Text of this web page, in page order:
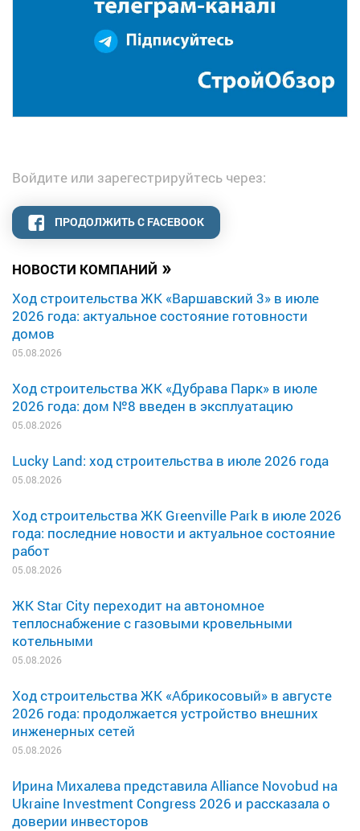
НОВОСТИ КОМПАНИЙ »
Ход строительства ЖК «Варшавский 3» в июле
2026 года: актуальное состояние готовности
домов
05.08.2026
Ход строительства ЖК «Дубрава Парк» в июле
2026 года: дом №8 введен в эксплуатацию
05.08.2026
Lucky Land: ход строительства в июле 2026 года
05.08.2026
Ход строительства ЖК Greenville Park в июле 2026
года: последние новости и актуальное состояние
работ
05.08.2026
ЖК Star City переходит на автономное
теплоснабжение с газовыми кровельными
котельными
05.08.2026
Ход строительства ЖК «Абрикосовый» в августе
2026 года: продолжается устройство внешних
инженерных сетей
05.08.2026
Ирина Михалева представила Alliance Novobud на
Ukraine Investment Congress 2026 и рассказала о
доверии инвесторов
Войдите или зарегестрируйтесь через:
ПРОДОЛЖИТЬ С FACEBOOK